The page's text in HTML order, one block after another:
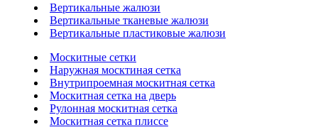
Вертикальные жалюзи
Вертикальные тканевые жалюзи
Вертикальные пластиковые жалюзи
Москитные сетки
Наружная москтиная сетка
Внутрипроемная москитная сетка
Москитная сетка на дверь
Рулонная москитная сетка
Москитная сетка плиссе